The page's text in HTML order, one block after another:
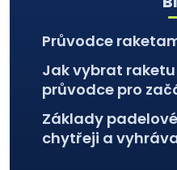
Průvodce
Jak vybrat
průvodce pro
Základy
chytřeji a